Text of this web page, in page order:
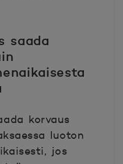
saada
korvaus
luoton
jos